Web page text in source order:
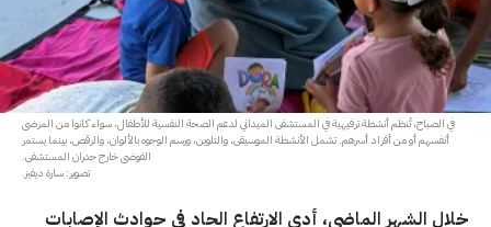
في الصباح، تُنظم أنشطة ترفيهية في المستشفى الميداني لدعم الصحة النفسية للأطفال، سواء كانوا من المرضى
أنفسهم أو من أفراد أسرهم. تشمل الأنشطة الموسيقى، والتلوين، ورسم الوجوه بالألوان، والرقص، بينما يستمر
الفوضى خارج جدران المستشفى.
تصوير: سارة ديفيز.
خلال الشهر الماضي، أدى الارتفاع الحاد في حوادث الإصابات